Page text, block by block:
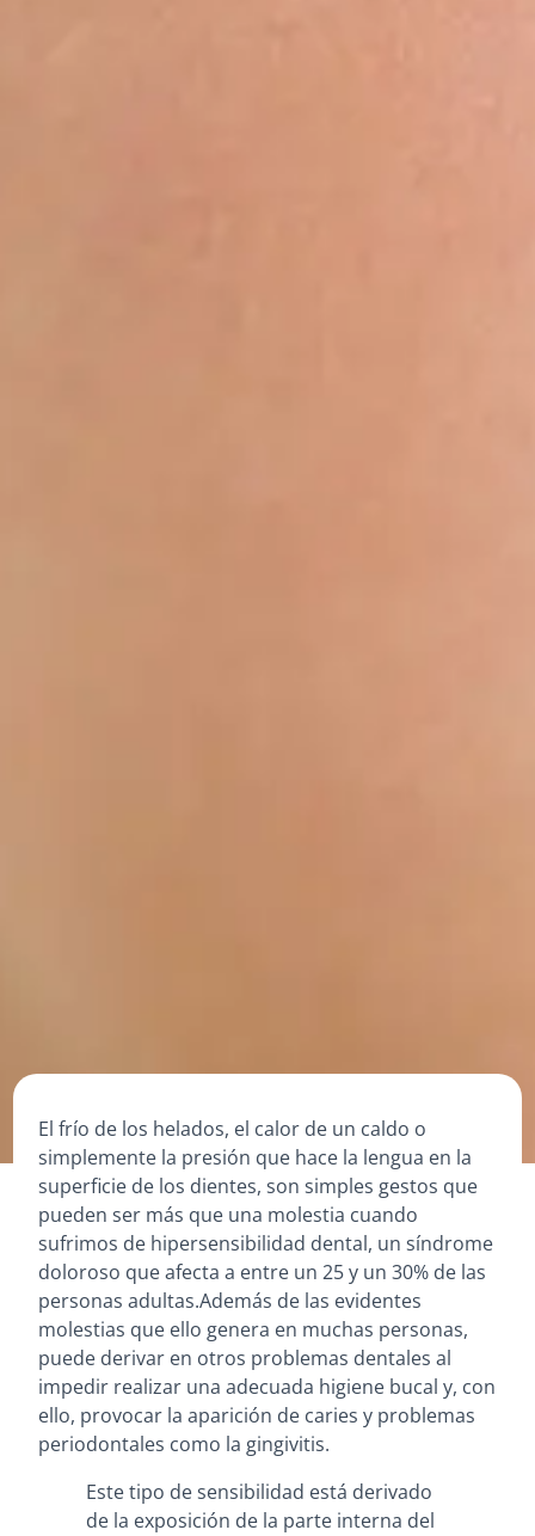
El frío de los helados, el calor de un caldo o
simplemente la presión que hace la lengua en la
superficie de los dientes, son simples gestos que
pueden ser más que una molestia cuando
sufrimos de hipersensibilidad dental, un síndrome
doloroso que afecta a entre un 25 y un 30% de las
personas adultas.Además de las evidentes
molestias que ello genera en muchas personas,
puede derivar en otros problemas dentales al
impedir realizar una adecuada higiene bucal y, con
ello, provocar la aparición de caries y problemas
periodontales como la gingivitis.
Este tipo de sensibilidad está derivado
de la exposición de la parte interna del